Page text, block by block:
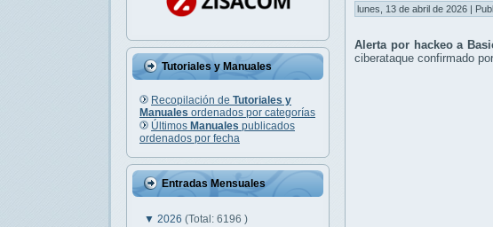
Tutoriales y Manuales
Recopilación de Tutoriales y
Manuales ordenados por categorías
Últimos Manuales publicados
ordenados por fecha
Entradas Mensuales
▼ 2026 (Total: 6196 )
lunes, 13 de abril de 2026 |
Alerta por hackeo a
ciberataque confirmado